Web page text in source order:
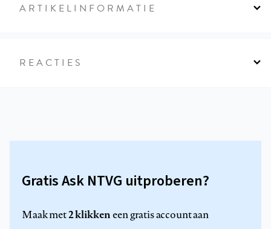
ARTIKELINFORMATIE
REACTIES
Gratis Ask NTVG uitproberen?
Maak met2 klikkeneen gratis account aan